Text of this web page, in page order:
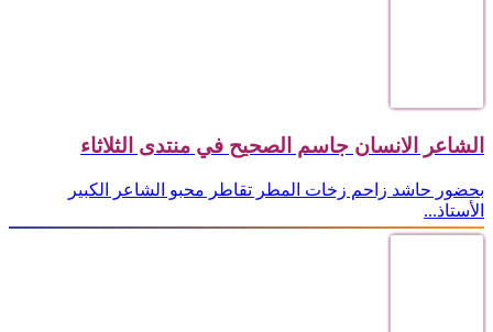
الشاعر الانسان جاسم الصحيح في منتدى الثلاثاء
بحضور حاشد زاحم زخات المطر تقاطر محبو الشاعر الكبير
الأستاذ...